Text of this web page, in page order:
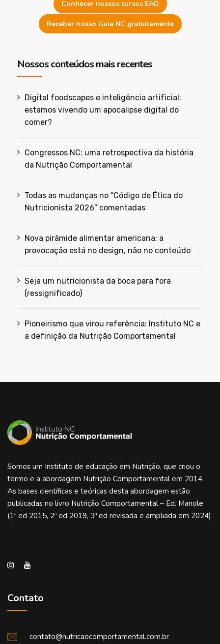
Conhecer nossos cursos EAD
Receber nosso Guia NC gratuitamente
Nossos conteúdos mais recentes
Digital foodscapes e inteligência artificial:
estamos vivendo um apocalipse digital do
comer?
Congressos NC: uma retrospectiva da história
da Nutrição Comportamental
Todas as mudanças no “Código de Ética do
Nutricionista 2026” comentadas
Nova pirâmide alimentar americana: a
provocação está no design, não no conteúdo
Seja um nutricionista da boca para fora
(ressignificado)
Pioneirismo que virou referência: Instituto NC e
a definição da Nutrição Comportamental
Somos um Instituto de educação em Nutrição, que criou o
termo e a abordagem Nutrição Comportamental em 2014.
As bases científicas e teóricas desta abordagem estão
publicadas no livro Nutrição Comportamental – Ed. Manole
(1ª ed 2015, 2ª ed 2019, 3ª ed revisada e ampliada em 2024).
Contato
contato@nutricaocomportamental.com.br